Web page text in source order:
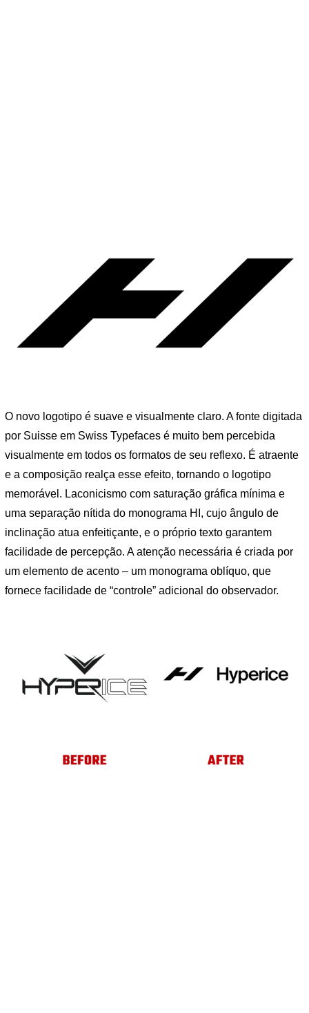
O novo logotipo é suave e visualmente claro. A fonte digitada
por Suisse em Swiss Typefaces é muito bem percebida
visualmente em todos os formatos de seu reflexo. É atraente
e a composição realça esse efeito, tornando o logotipo
memorável. Laconicismo com saturação gráfica mínima e
uma separação nítida do monograma HI, cujo ângulo de
inclinação atua enfeitiçante, e o próprio texto garantem
facilidade de percepção. A atenção necessária é criada por
um elemento de acento – um monograma oblíquo, que
fornece facilidade de “controle” adicional do observador.